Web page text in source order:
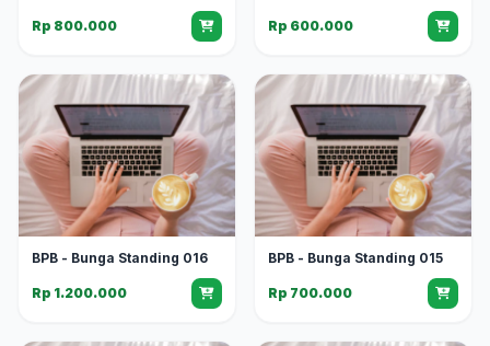
Rp 800.000 Rp 600.000
BPB - Bunga Standing 016
Rp 1.200.000
BPB - Bunga Standing 015
Rp 700.000